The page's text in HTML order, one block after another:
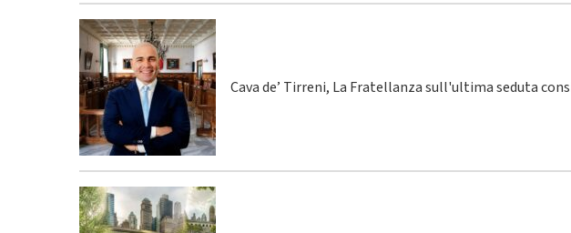
Cava de’ Tirreni, La Fratellanza sull'ultima seduta